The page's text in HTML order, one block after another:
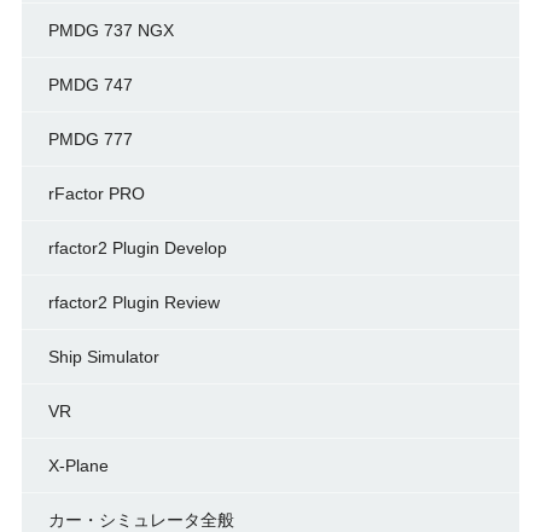
PMDG 737 NGX
PMDG 747
PMDG 777
rFactor PRO
rfactor2 Plugin Develop
rfactor2 Plugin Review
Ship Simulator
VR
X-Plane
カー・シミュレータ全般